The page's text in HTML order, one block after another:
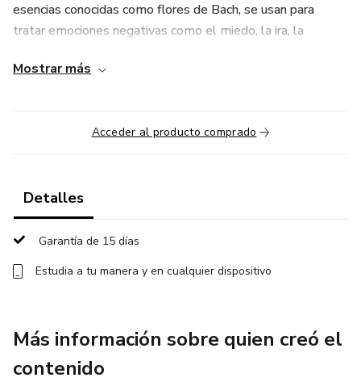
esencias conocidas como flores de Bach, se usan para
tratar emociones negativas como el miedo, la ira, la
depresión, la timidez, las obsesiones, etc. Al ser un
Bach son adecuadas para tratar humanos de cualquier edad
En este módulo aprenderás a reconocerlas y a
administrarlas convenientemente, dotándote de
una gran herramienta de trabajo para servir a los animales
Mostrar más
Acceder al producto comprado
Detalles
Garantía de 15 días
Estudia a tu manera y en cualquier dispositivo
Más información sobre quien creó el
contenido